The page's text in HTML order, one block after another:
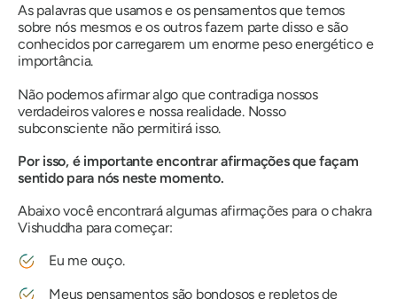
As palavras que usamos e os pensamentos que temos
sobre nós mesmos e os outros fazem parte disso e são
conhecidos por carregarem um enorme peso energético e
importância.
Não podemos afirmar algo que contradiga nossos
verdadeiros valores e nossa realidade. Nosso
subconsciente não permitirá isso.
Por isso, é importante encontrar afirmações que façam
sentido para nós neste momento.
Abaixo você encontrará algumas afirmações para o chakra
Vishuddha para começar:
Eu me ouço.
Meus pensamentos são bondosos e repletos de